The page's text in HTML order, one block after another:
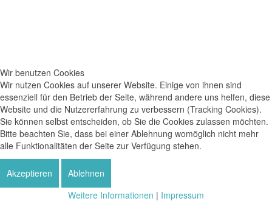
Wir benutzen Cookies
Wir nutzen Cookies auf unserer Website. Einige von ihnen sind
essenziell für den Betrieb der Seite, während andere uns helfen, diese
Website und die Nutzererfahrung zu verbessern (Tracking Cookies).
Sie können selbst entscheiden, ob Sie die Cookies zulassen möchten.
Bitte beachten Sie, dass bei einer Ablehnung womöglich nicht mehr
alle Funktionalitäten der Seite zur Verfügung stehen.
Akzeptieren
Ablehnen
Weitere Informationen | Impressum